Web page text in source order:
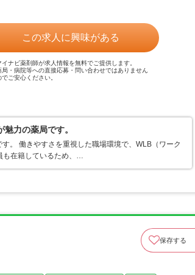
この求人に興味がある
イナビ薬剤師が求人情報を無料でご提供します。
局・病院等への直接応募・問い合わせではありません
でご安心ください。
力の薬局です。
。 働きやすさを重視した職場環境で、WLB（ワーク
も在籍しているため、…
保存する